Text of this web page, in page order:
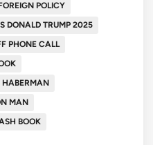
POLICY
DONALD TRUMP 2025
PHONE CALL
HABERMAN
MAN
BOOK